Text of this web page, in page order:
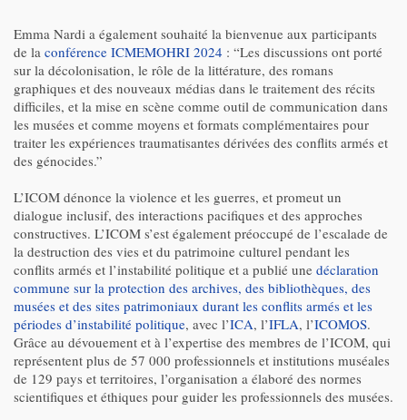
Emma Nardi a également souhaité la bienvenue aux participants
de la conférence ICMEMOHRI 2024 : “Les discussions ont porté
sur la décolonisation, le rôle de la littérature, des romans
graphiques et des nouveaux médias dans le traitement des récits
difficiles, et la mise en scène comme outil de communication dans
les musées et comme moyens et formats complémentaires pour
traiter les expériences traumatisantes dérivées des conflits armés et
des génocides.”
L’ICOM dénonce la violence et les guerres, et promeut un
dialogue inclusif, des interactions pacifiques et des approches
constructives. L’ICOM s’est également préoccupé de l’escalade de
la destruction des vies et du patrimoine culturel pendant les
conﬂits armés et l’instabilité politique et a publié une déclaration
commune sur la protection des archives, des bibliothèques, des
musées et des sites patrimoniaux durant les conflits armés et les
périodes d’instabilité politique, avec l’ICA, l’IFLA, l’ICOMOS.
Grâce au dévouement et à l’expertise des membres de l’ICOM, qui
représentent plus de 57 000 professionnels et institutions muséales
de 129 pays et territoires, l’organisation a élaboré des normes
scientifiques et éthiques pour guider les professionnels des musées.